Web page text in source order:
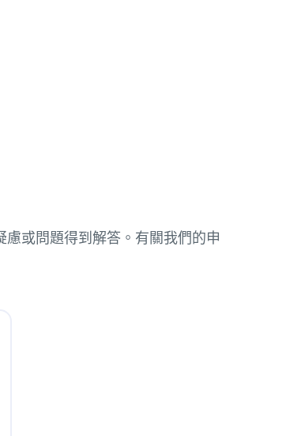
或問題得到解答。有關我們的申